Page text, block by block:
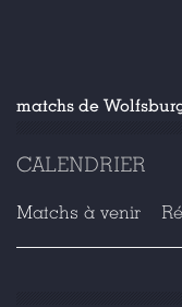
matchs de
CALENDRIER
Matchs à venir